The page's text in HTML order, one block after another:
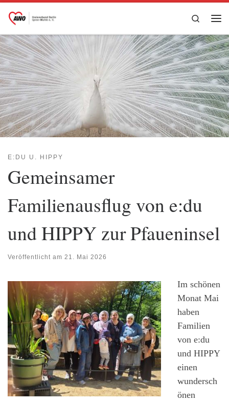
Zum Inhalt springen
Search
E:DU U. HIPPY
Gemeinsamer
Familienausflug von e:du
und HIPPY zur Pfaueninsel
Veröffentlicht am 21. Mai 2026
Im schönen
Monat Mai
haben
Familien
von e:du
und HIPPY
einen
wundersch
önen